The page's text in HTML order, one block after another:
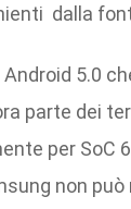
dalla
5.0
parte dei
per SoC
non può